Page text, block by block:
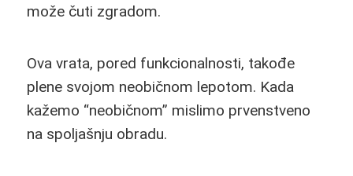
može čuti zgradom.
Ova vrata, pored funkcionalnosti, takođe
plene svojom neobičnom lepotom. Kada
kažemo “neobičnom” mislimo prvenstveno
na spoljašnju obradu.